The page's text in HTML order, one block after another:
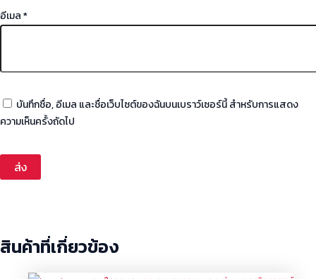
อีเมล*
บันทึกชื่อ, อีเมล และชื่อเว็บไซต์ของฉันบนเบราว์เซอร์นี้ สำหรับการแสดง
ความเห็นครั้งถัดไป
สินค้าที่เกี่ยวข้อง